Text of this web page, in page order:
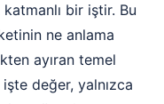
bir iştir. Bu
ne anlama
ayıran temel
değer, yalnızca